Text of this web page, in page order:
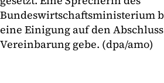
Bundeswirtschaftsministerium
eine Einigung auf den
Vereinbarung gebe. (dpa/amo)